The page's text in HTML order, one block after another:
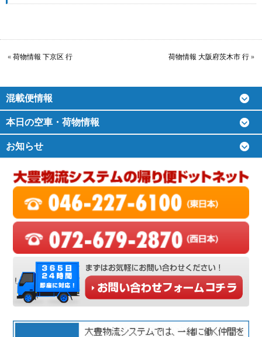
« 荷物情報 下京区 行 荷物情報 大阪府茨木市 行 »
混載便情報
本日の空車・荷物情報
お知らせ